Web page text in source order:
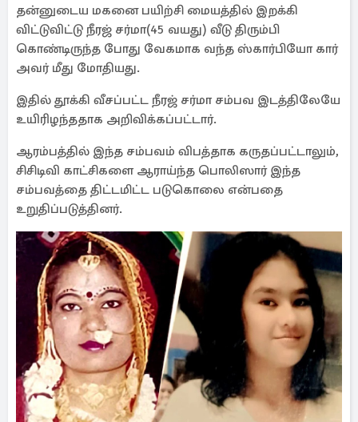
தன்னுடைய மகனை பயிற்சி மையத்தில் இறக்கி
விட்டுவிட்டு நீரஜ் சர்மா(45 வயது) வீடு திரும்பி
கொண்டிருந்த போது வேகமாக வந்த ஸ்கார்பியோ கார்
அவர் மீது மோதியது.
இதில் தூக்கி வீசப்பட்ட நீரஜ் சர்மா சம்பவ இடத்திலேயே
உயிரிழந்ததாக அறிவிக்கப்பட்டார்.
ஆரம்பத்தில் இந்த சம்பவம் விபத்தாக கருதப்பட்டாலும்,
சிசிடிவி காட்சிகளை ஆராய்ந்த பொலிஸார் இந்த
சம்பவத்தை திட்டமிட்ட படுகொலை என்பதை
உறுதிப்படுத்தினர்.